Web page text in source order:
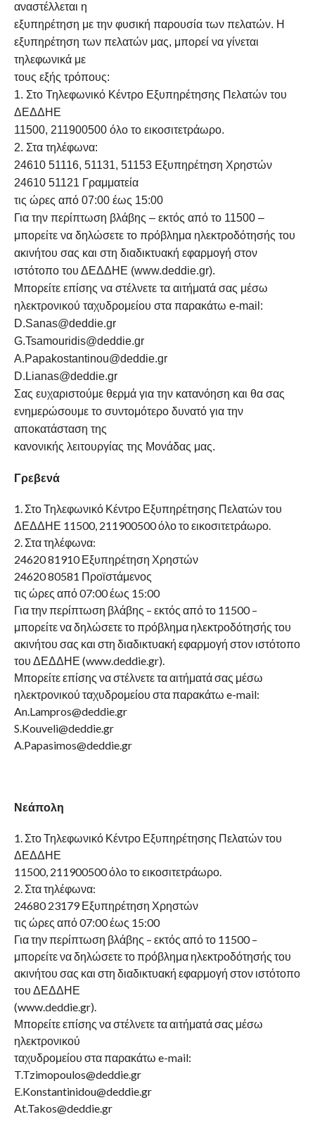
αναστέλλεται η
εξυπηρέτηση με την φυσική παρουσία των πελατών. Η
εξυπηρέτηση των πελατών μας, μπορεί να γίνεται
τηλεφωνικά με
τους εξής τρόπους:
1. Στο Τηλεφωνικό Κέντρο Εξυπηρέτησης Πελατών του
ΔΕΔΔΗΕ
11500, 211900500 όλο το εικοσιτετράωρο.
2. Στα τηλέφωνα:
24610 51116, 51131, 51153 Εξυπηρέτηση Χρηστών
24610 51121 Γραμματεία
τις ώρες από 07:00 έως 15:00
Για την περίπτωση βλάβης – εκτός από το 11500 –
μπορείτε να δηλώσετε το πρόβλημα ηλεκτροδότησής του
ακινήτου σας και στη διαδικτυακή εφαρμογή στον
ιστότοπο του ΔΕΔΔΗΕ (www.deddie.gr).
Μπορείτε επίσης να στέλνετε τα αιτήματά σας μέσω
ηλεκτρονικού ταχυδρομείου στα παρακάτω e-mail:
D.Sanas@deddie.gr
G.Tsamouridis@deddie.gr
A.Papakostantinou@deddie.gr
D.Lianas@deddie.gr
Σας ευχαριστούμε θερμά για την κατανόηση και θα σας
ενημερώσουμε το συντομότερο δυνατό για την
αποκατάσταση της
κανονικής λειτουργίας της Μονάδας μας.
Γρεβενά
1. Στο Τηλεφωνικό Κέντρο Εξυπηρέτησης Πελατών του
ΔΕΔΔΗΕ 11500, 211900500 όλο το εικοσιτετράωρο.
2. Στα τηλέφωνα:
24620 81910 Εξυπηρέτηση Χρηστών
24620 80581 Προϊστάμενος
τις ώρες από 07:00 έως 15:00
Για την περίπτωση βλάβης – εκτός από το 11500 –
μπορείτε να δηλώσετε το πρόβλημα ηλεκτροδότησής του
ακινήτου σας και στη διαδικτυακή εφαρμογή στον ιστότοπο
του ΔΕΔΔΗΕ (www.deddie.gr).
Μπορείτε επίσης να στέλνετε τα αιτήματά σας μέσω
ηλεκτρονικού ταχυδρομείου στα παρακάτω e-mail:
An.Lampros@deddie.gr
S.Kouveli@deddie.gr
A.Papasimos@deddie.gr
Νεάπολη
1. Στο Τηλεφωνικό Κέντρο Εξυπηρέτησης Πελατών του
ΔΕΔΔΗΕ
11500, 211900500 όλο το εικοσιτετράωρο.
2. Στα τηλέφωνα:
24680 23179 Εξυπηρέτηση Χρηστών
τις ώρες από 07:00 έως 15:00
Για την περίπτωση βλάβης – εκτός από το 11500 –
μπορείτε να δηλώσετε το πρόβλημα ηλεκτροδότησής του
ακινήτου σας και στη διαδικτυακή εφαρμογή στον ιστότοπο
του ΔΕΔΔΗΕ
(www.deddie.gr).
Μπορείτε επίσης να στέλνετε τα αιτήματά σας μέσω
ηλεκτρονικού
ταχυδρομείου στα παρακάτω e-mail:
T.Tzimopoulos@deddie.gr
E.Konstantinidou@deddie.gr
At.Takos@deddie.gr